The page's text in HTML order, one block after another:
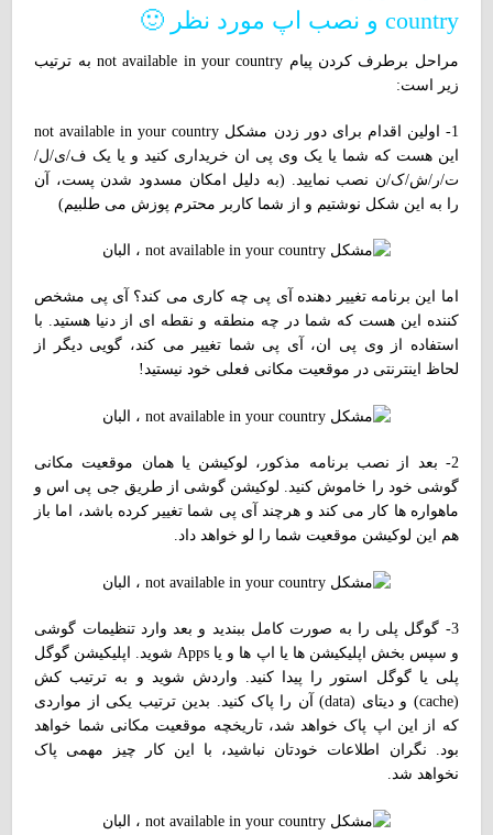
country و نصب اپ مورد نظر 🙂
مراحل برطرف کردن پیام not available in your country به ترتیب
زیر است:
1- اولین اقدام برای دور زدن مشکل not available in your country
این هست که شما یا یک وی پی ان خریداری کنید و یا یک ف/ی/ل/
ت/ر/ش/ک/ن نصب نمایید. (به دلیل امکان مسدود شدن پست، آن
را به این شکل نوشتیم و از شما کاربر محترم پوزش می طلبیم)
اما این برنامه تغییر دهنده آی پی چه کاری می کند؟ آی پی مشخص
کننده این هست که شما در چه منطقه و نقطه ای از دنیا هستید. با
استفاده از وی پی ان، آی پی شما تغییر می کند، گویی دیگر از
لحاظ اینترنتی در موقعیت مکانی فعلی خود نیستید!
2- بعد از نصب برنامه مذکور، لوکیشن یا همان موقعیت مکانی
گوشی خود را خاموش کنید. لوکیشن گوشی از طریق جی پی اس و
ماهواره ها کار می کند و هرچند آی پی شما تغییر کرده باشد، اما باز
هم این لوکیشن موقعیت شما را لو خواهد داد.
3- گوگل پلی را به صورت کامل ببندید و بعد وارد تنظیمات گوشی
و سپس بخش اپلیکیشن ها یا اپ ها و یا Apps شوید. اپلیکیشن گوگل
پلی یا گوگل استور را پیدا کنید. واردش شوید و به ترتیب کش
(cache) و دیتای (data) آن را پاک کنید. بدین ترتیب یکی از مواردی
که از این اپ پاک خواهد شد، تاریخچه موقعیت مکانی شما خواهد
بود. نگران اطلاعات خودتان نباشید، با این کار چیز مهمی پاک
نخواهد شد.